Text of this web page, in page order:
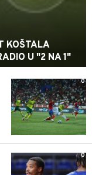
KOŠTALA
U "2 NA 1"
0
0